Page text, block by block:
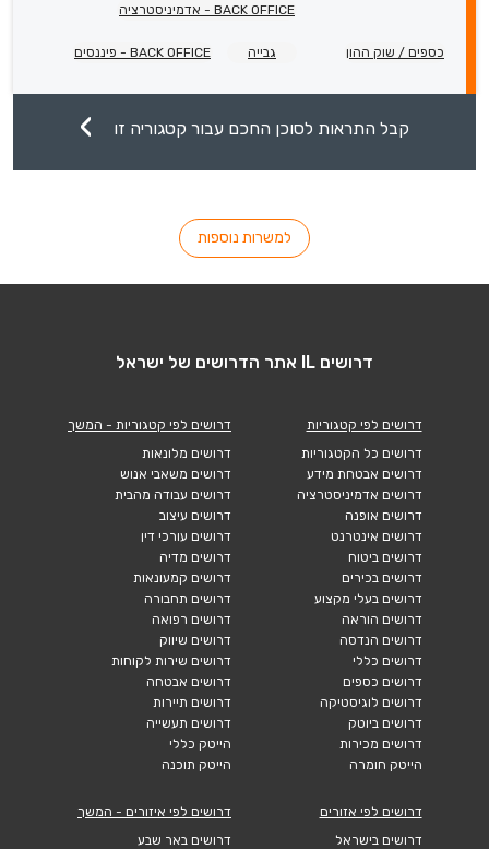
BACK OFFICE - אדמיניסטרציה
כספים / שוק ההון גבייה BACK OFFICE - פיננסים
קבל התראות לסוכן החכם עבור קטגוריה זו
למשרות נוספות
דרושים IL אתר הדרושים של ישראל
דרושים לפי קטגוריות
דרושים כל הקטגוריות
דרושים אבטחת מידע
דרושים אדמיניסטרציה
דרושים אופנה
דרושים אינטרנט
דרושים ביטוח
דרושים בכירים
דרושים בעלי מקצוע
דרושים הוראה
דרושים הנדסה
דרושים כללי
דרושים כספים
דרושים לוגיסטיקה
דרושים ביוטק
דרושים מכירות
הייטק חומרה
דרושים לפי קטגוריות - המשך
דרושים מלונאות
דרושים משאבי אנוש
דרושים עבודה מהבית
דרושים עיצוב
דרושים עורכי דין
דרושים מדיה
דרושים קמעונאות
דרושים תחבורה
דרושים רפואה
דרושים שיווק
דרושים שירות לקוחות
דרושים אבטחה
דרושים תיירות
דרושים תעשייה
הייטק כללי
הייטק תוכנה
דרושים לפי אזורים
דרושים בישראל
דרושים לפי איזורים - המשך
דרושים באר שבע